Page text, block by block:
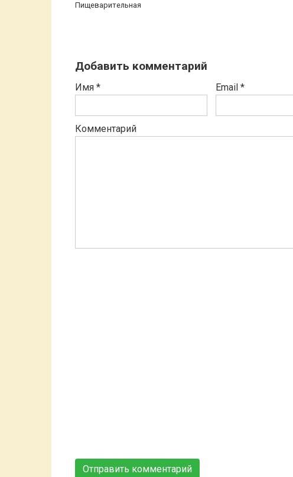
Пищеварительная
Добавить комментарий
Имя * Email *
Комментарий